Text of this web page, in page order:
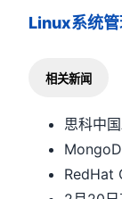
Linux系统
相关新闻
思科中
RedHat